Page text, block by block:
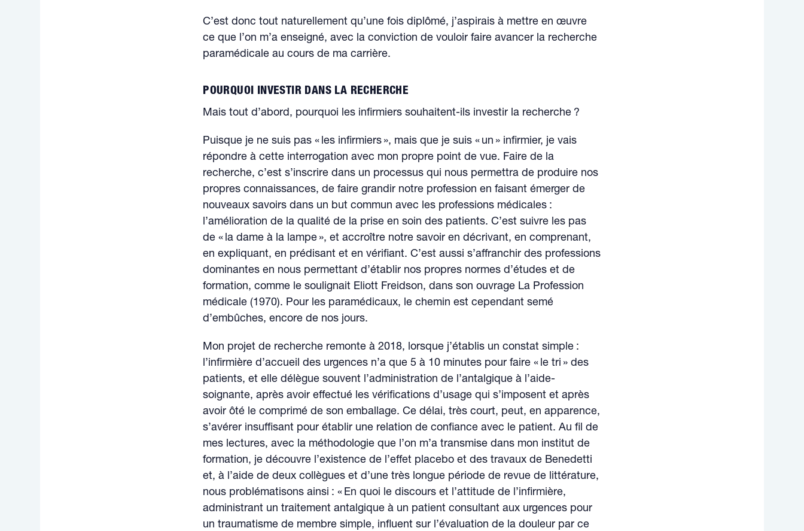
C’est donc tout naturellement qu’une fois diplômé, j’aspirais à mettre en œuvre
ce que l’on m’a enseigné, avec la conviction de vouloir faire avancer la recherche
paramédicale au cours de ma carrière.
POURQUOI INVESTIR DANS LA RECHERCHE
Mais tout d’abord, pourquoi les infirmiers souhaitent-ils investir la recherche ?
Puisque je ne suis pas « les infirmiers », mais que je suis « un » infirmier, je vais
répondre à cette interrogation avec mon propre point de vue. Faire de la
recherche, c’est s’inscrire dans un processus qui nous permettra de produire nos
propres connaissances, de faire grandir notre profession en faisant émerger de
nouveaux savoirs dans un but commun avec les professions médicales :
l’amélioration de la qualité de la prise en soin des patients. C’est suivre les pas
de « la dame à la lampe », et accroître notre savoir en décrivant, en comprenant,
en expliquant, en prédisant et en vérifiant. C’est aussi s’affranchir des professions
dominantes en nous permettant d’établir nos propres normes d’études et de
formation, comme le soulignait Eliott Freidson, dans son ouvrage La Profession
médicale (1970). Pour les paramédicaux, le chemin est cependant semé
d’embûches, encore de nos jours.
Mon projet de recherche remonte à 2018, lorsque j’établis un constat simple :
l’infirmière d’accueil des urgences n’a que 5 à 10 minutes pour faire « le tri » des
patients, et elle délègue souvent l’administration de l’antalgique à l’aide-
soignante, après avoir effectué les vérifications d’usage qui s’imposent et après
avoir ôté le comprimé de son emballage. Ce délai, très court, peut, en apparence,
s’avérer insuffisant pour établir une relation de confiance avec le patient. Au fil de
mes lectures, avec la méthodologie que l’on m’a transmise dans mon institut de
formation, je découvre l’existence de l’effet placebo et des travaux de Benedetti
et, à l’aide de deux collègues et d’une très longue période de revue de littérature,
nous problématisons ainsi : « En quoi le discours et l’attitude de l’infirmière,
administrant un traitement antalgique à un patient consultant aux urgences pour
un traumatisme de membre simple, influent sur l’évaluation de la douleur par ce